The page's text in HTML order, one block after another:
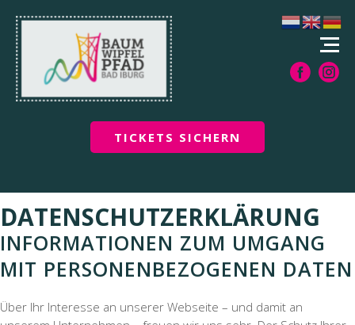
TICKETS SICHERN
DATENSCHUTZERKLÄRUNG
INFORMATIONEN ZUM UMGANG
MIT PERSONENBEZOGENEN DATEN
Über Ihr Interesse an unserer Webseite – und damit an